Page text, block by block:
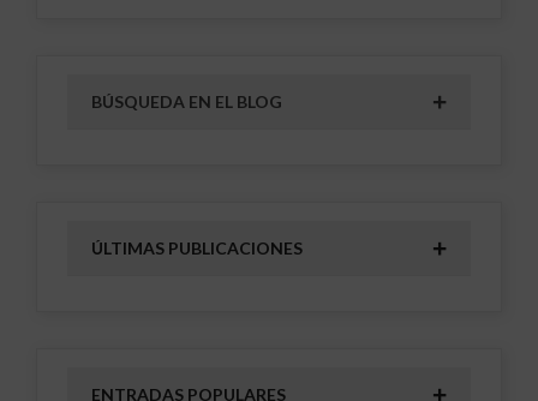
BÚSQUEDA EN EL BLOG
ÚLTIMAS PUBLICACIONES
ENTRADAS POPULARES